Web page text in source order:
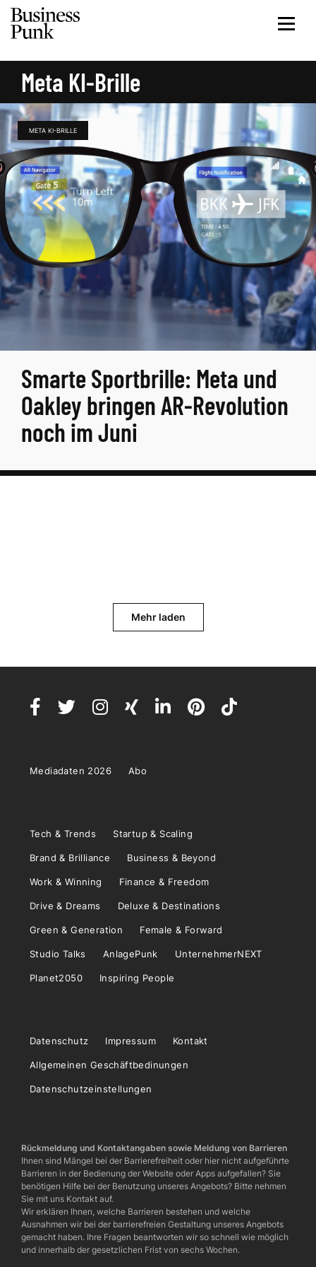
Meta KI-Brille
META KI-BRILLE
Smarte Sportbrille: Meta und
Oakley bringen AR-Revolution
noch im Juni
Mehr laden
Mediadaten 2026 Abo
Tech & Trends Startup & Scaling
Brand & Brilliance Business & Beyond
Work & Winning Finance & Freedom
Drive & Dreams Deluxe & Destinations
Green & Generation Female & Forward
Studio Talks AnlagePunk UnternehmerNEXT
Planet2050 Inspiring People
Datenschutz Impressum Kontakt
Allgemeinen Geschäftbedinungen
Datenschutzeinstellungen
Rückmeldung und Kontaktangaben sowie Meldung von Barrieren
Ihnen sind Mängel bei der Barrierefreiheit oder hier nicht aufgeführte
Barrieren in der Bedienung der Website oder Apps aufgefallen? Sie
benötigen Hilfe bei der Benutzung unseres Angebots? Bitte nehmen
Sie mit uns Kontakt auf.
Wir erklären Ihnen, welche Barrieren bestehen und welche
Ausnahmen wir bei der barrierefreien Gestaltung unseres Angebots
gemacht haben. Ihre Fragen beantworten wir so schnell wie möglich
und innerhalb der gesetzlichen Frist von sechs Wochen.